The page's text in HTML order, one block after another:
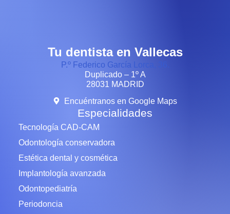
Tu dentista en Vallecas
P.º Federico García Lorca, 36.
Duplicado – 1º A
28031 MADRID
Encuéntranos en Google Maps
Especialidades
Tecnología CAD-CAM
Odontología conservadora
Estética dental y cosmética
Implantología avanzada
Odontopediatría
Periodoncia